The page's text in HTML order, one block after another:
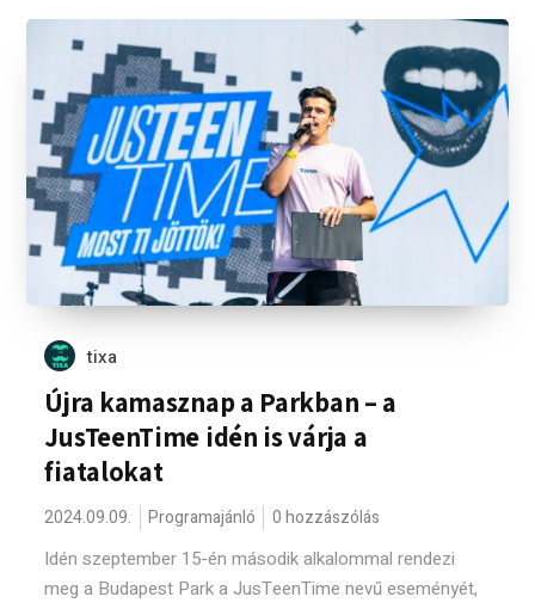
tixa
Újra kamasznap a Parkban – a
JusTeenTime idén is várja a
fiatalokat
2024.09.09. Programajánló 0 hozzászólás
Idén szeptember 15-én második alkalommal rendezi
meg a Budapest Park a JusTeenTime nevű eseményét,